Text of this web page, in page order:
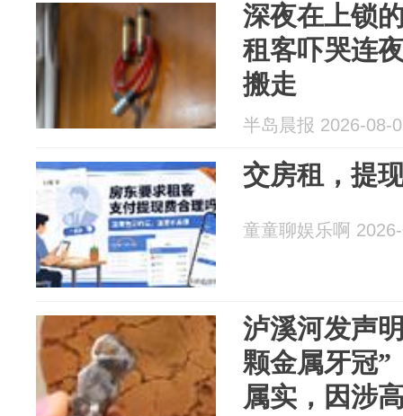
深夜在上锁
租客吓哭连
搬走
半岛晨报 2026-08-
交房租，提
童童聊娱乐啊
泸溪河发声
颗金属牙冠”
属实，因涉